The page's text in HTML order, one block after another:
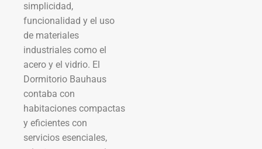
simplicidad,
funcionalidad y el uso
de materiales
industriales como el
acero y el vidrio. El
Dormitorio Bauhaus
contaba con
habitaciones compactas
y eficientes con
servicios esenciales,